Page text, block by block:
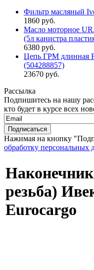
Фильтр масляный
1860 руб.
Масло моторное
(5л канистра
6380 руб.
Цепь ГРМ длинная
(504288857)
23670 руб.
Рассылка
Подпишитесь на нашу
кто будет в курсе всех
Нажимая на кнопку
обработку персональных
резьба)
Eurocargo